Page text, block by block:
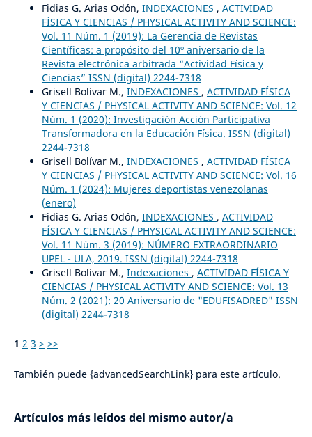
Fidias G. Arias Odón, INDEXACIONES , ACTIVIDAD
FÍSICA Y CIENCIAS / PHYSICAL ACTIVITY AND SCIENCE:
Vol. 11 Núm. 1 (2019): La Gerencia de Revistas
Científicas: a propósito del 10º aniversario de la
Revista electrónica arbitrada “Actividad Física y
Ciencias” ISSN (digital) 2244-7318
Grisell Bolívar M., INDEXACIONES , ACTIVIDAD FÍSICA
Y CIENCIAS / PHYSICAL ACTIVITY AND SCIENCE: Vol. 12
Núm. 1 (2020): Investigación Acción Participativa
Transformadora en la Educación Física. ISSN (digital)
2244-7318
Grisell Bolívar M., INDEXACIONES , ACTIVIDAD FÍSICA
Y CIENCIAS / PHYSICAL ACTIVITY AND SCIENCE: Vol. 16
Núm. 1 (2024): Mujeres deportistas venezolanas
(enero)
Fidias G. Arias Odón, INDEXACIONES , ACTIVIDAD
FÍSICA Y CIENCIAS / PHYSICAL ACTIVITY AND SCIENCE:
Vol. 11 Núm. 3 (2019): NÚMERO EXTRAORDINARIO
UPEL - ULA, 2019. ISSN (digital) 2244-7318
Grisell Bolívar M., Indexaciones , ACTIVIDAD FÍSICA Y
CIENCIAS / PHYSICAL ACTIVITY AND SCIENCE: Vol. 13
Núm. 2 (2021): 20 Aniversario de "EDUFISADRED" ISSN
(digital) 2244-7318
1 2 3 > >>
También puede {advancedSearchLink} para este artículo.
Artículos más leídos del mismo autor/a